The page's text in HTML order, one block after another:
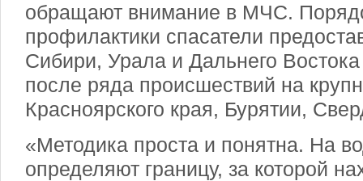
обращают внимание в МЧС.
профилактики спасатели
Сибири, Урала и Дальнего
после ряда происшествий на
Красноярского края, Бурятии,
«Методика проста и понятна. На
определяют границу, за которой